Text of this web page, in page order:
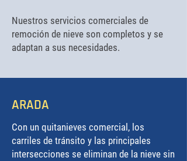
Nuestros servicios comerciales de
remoción de nieve son completos y se
adaptan a sus necesidades.
ARADA
Con un quitanieves comercial, los
carriles de tránsito y las principales
intersecciones se eliminan de la nieve sin